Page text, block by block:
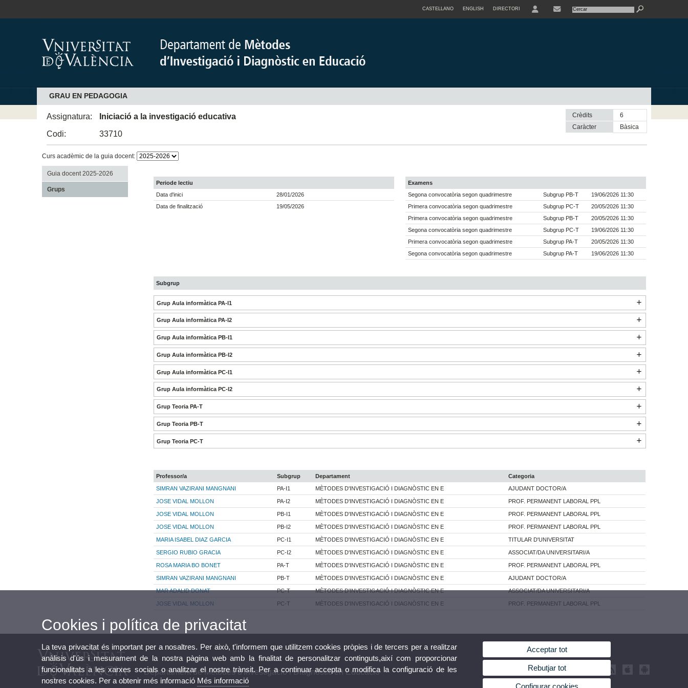
CASTELLANO ENGLISH DIRECTORI
GRAU EN PEDAGOGIA
Assignatura:
Iniciació a la investigació educativa
Codi:
33710
Crèdits
6
Caràcter
bàsica
Curs acadèmic de la guia docent:
Guia docent 2025-2026
Grups
Periode lectiu
Data d'inici
28/01/2026
Data de finalització
19/05/2026
Examens
Segona convocatòria segon quadrimestre
Subgrup PB-T
19/06/2026 11:30
Primera convocatòria segon quadrimestre
Subgrup PC-T
20/05/2026 11:30
Primera convocatòria segon quadrimestre
Subgrup PB-T
20/05/2026 11:30
Segona convocatòria segon quadrimestre
Subgrup PC-T
19/06/2026 11:30
Primera convocatòria segon quadrimestre
Subgrup PA-T
20/05/2026 11:30
Segona convocatòria segon quadrimestre
Subgrup PA-T 19/06/2026 11:30
Subgrup
Grup Aula informàtica PA-I1
Grup Aula informàtica PA-I2
Grup Aula informàtica PB-I1
Grup Aula informàtica PB-I2
Grup Aula informàtica PC-I1
Grup Aula informàtica PC-I2
Grup Teoria PA-T
Grup Teoria PB-T
Grup Teoria PC-T
Professor/a Subgrup Departament
Categoria
SIMRAN VAZIRANI MANGNANI
PA-I1 MÈTODES D'INVESTIGACIÓ I DIAGNÒSTIC EN E AJUDANT DOCTOR/A
JOSE VIDAL MOLLON PA-I2 MÈTODES D'INVESTIGACIÓ I DIAGNÒSTIC EN E PROF. PERMANENT LABORAL PPL
JOSE VIDAL MOLLON PB-I1 MÈTODES D'INVESTIGACIÓ I DIAGNÒSTIC EN E PROF. PERMANENT LABORAL PPL
JOSE VIDAL MOLLON PB-I2 MÈTODES D'INVESTIGACIÓ I DIAGNÒSTIC EN E PROF. PERMANENT LABORAL PPL
MARIA ISABEL DIAZ GARCIA PC-I1 MÈTODES D'INVESTIGACIÓ I DIAGNÒSTIC EN E TITULAR D'UNIVERSITAT
SERGIO RUBIO GRACIA PC-I2 MÈTODES D'INVESTIGACIÓ I DIAGNÒSTIC EN E ASSOCIAT/DA UNIVERSITARI/A
ROSA MARIA BO BONET PA-T MÈTODES D'INVESTIGACIÓ I DIAGNÒSTIC EN E PROF. PERMANENT LABORAL PPL
SIMRAN VAZIRANI MANGNANI PB-T MÈTODES D'INVESTIGACIÓ I DIAGNÒSTIC EN E AJUDANT DOCTOR/A
MAR ADALID DONAT PC-T MÈTODES D'INVESTIGACIÓ I DIAGNÒSTIC EN E ASSOCIAT/DA UNIVERSITARI/A
JOSE VIDAL MOLLON PC-T MÈTODES D'INVESTIGACIÓ I DIAGNÒSTIC EN E PROF. PERMANENT LABORAL PPL
Departament de Mètodes d'Investigació i Diagnòstic en Educació
Cookies i política de privacitat
La teva privacitat és important per a nosaltres. Per això, t'informem que utilitzem cookies pròpies i de tercers per a realitzar
anàlisis d'ús i mesurament de la nostra pàgina web amb la finalitat de personalitzar continguts,així com proporcionar
funcionalitats a les xarxes socials o analitzar el nostre trànsit. Per a continuar accepta o modifica la configuració de les
nostres cookies. Per a obtenir més informació Més informació
Acceptar tot
Rebutjar tot
Configurar cookies